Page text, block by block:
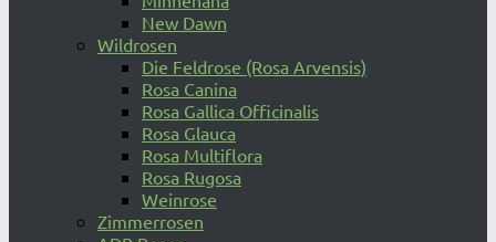
New Dawn
Wildrosen
Die Feldrose (Rosa Arvensis)
Rosa Canina
Rosa Gallica Officinalis
Rosa Glauca
Rosa Multiflora
Rosa Rugosa
Weinrose
Zimmerrosen